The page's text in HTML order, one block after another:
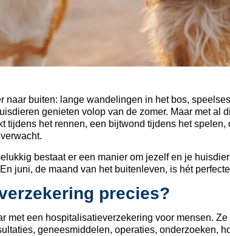
naar buiten: lange wandelingen in het bos,
genieten volop van de zomer. Maar met al
tijdens het rennen, een bijtwond tijdens het spelen,
bestaat er een manier om jezelf en je
juni, de maand van het buitenleven, is hét
precies?
met een hospitalisatieverzekering voor mensen.
geneesmiddelen, operaties, onderzoeken,